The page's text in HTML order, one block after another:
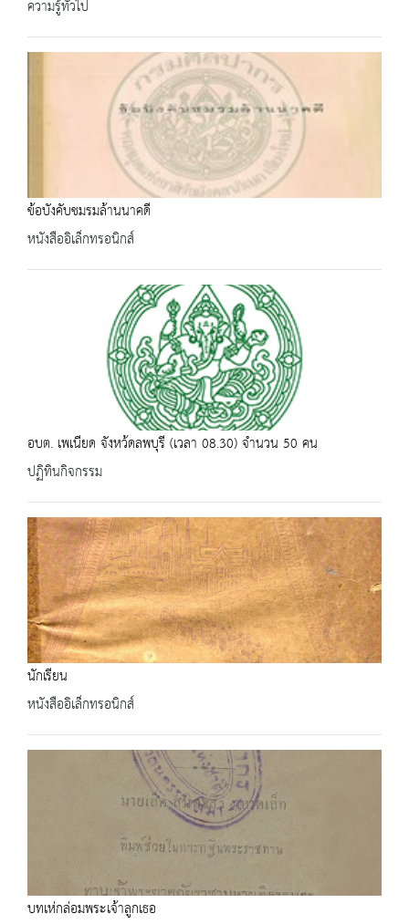
ความรู้ทั่วไป
ข้อบังคับชมรมล้านนาคดี
หนังสืออิเล็กทรอนิกส์
อบต. เพเนียด จังหว้ดลพบุรี (เวลา 08.30) จำนวน 50 คน
ปฏิทินกิจกรรม
นักเรียน
หนังสืออิเล็กทรอนิกส์
บทเห่กล่อมพระเจ้าลูกเธอ